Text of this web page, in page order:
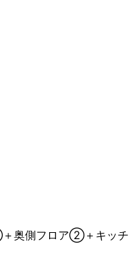
奥側フロア②＋キッチ